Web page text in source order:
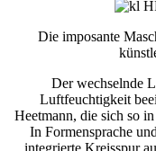
Die imposante
Der wechselnde
Luftfeuchtigkeit
Heetmann, die sich so
In Formensprache